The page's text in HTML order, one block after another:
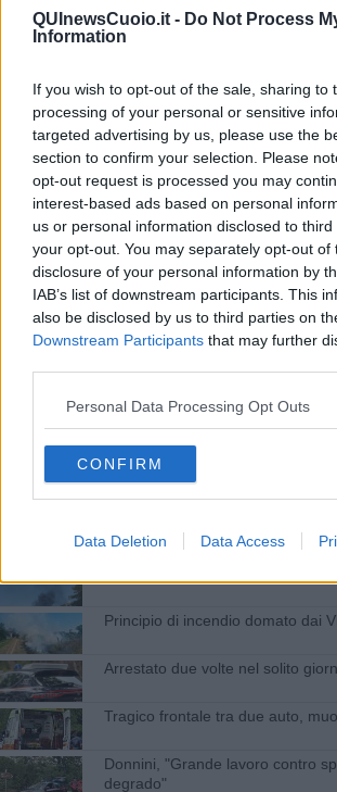
QUInewsCuoio.it - Do Not Process
Information
If you wish to opt-out of the sale, sharing to
processing of your personal or sensitive
targeted advertising by us, please use the
section to confirm your selection. Please
opt-out request is processed you may
interest-based ads based on personal
us or personal information disclosed to
your opt-out. You may separately opt-out of
disclosure of your personal information by
IAB’s list of downstream participants. This
also be disclosed by us to third parties on
Downstream Participants that may further
Personal Data Processing Opt Outs
CONFIRM
Data Deletion Data Access
Cerbaie
Scontro auto-moto, con il Pegaso
Addio a Lelio Gorini, storico
Morto Daniele Fagiolini, amato
Tragedia sui binari, muore un
Incendio di sterpaglie domato dai
Sanzionato studio dentistico dai
Controlli dei Carabinieri, 15
Marito e moglie finti finanzieri per
Principio di incendio domato dai
Arrestato due volte nel solito
Tragico frontale tra due auto,
Donnini, "Grande lavoro contro
degrado"